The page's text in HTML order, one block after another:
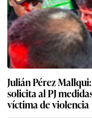
Julián Pérez
solicita al PJ
víctima de violencia